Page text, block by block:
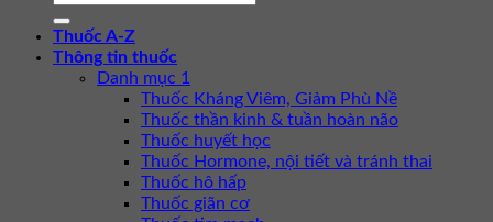
Thuốc A-Z
Thông tin thuốc
Danh mục 1
Thuốc Kháng Viêm, Giảm Phù Nề
Thuốc thần kinh & tuần hoàn não
Thuốc huyết học
Thuốc Hormone, nội tiết và tránh thai
Thuốc hô hấp
Thuốc giãn cơ